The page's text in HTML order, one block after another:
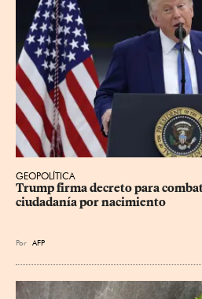
GEOPOLÍTICA
Trump firma decreto para
ciudadanía por nacimiento
Por AFP